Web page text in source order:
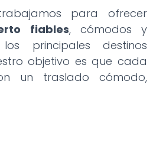
para ofrecer
fiables, cómodos y
principales destinos
objetivo es que cada
un traslado cómodo,